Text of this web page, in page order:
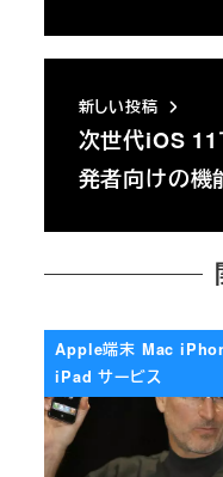
新しい投稿
次世代iOS 11
発者向けの機
Apple端末 Mac
iPad サービス